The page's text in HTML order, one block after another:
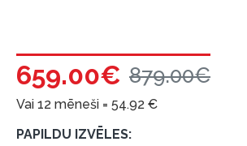
659.00€ 879.00€
Vai 12 mēneši = 54.92 €
PAPILDU IZVĒLES: